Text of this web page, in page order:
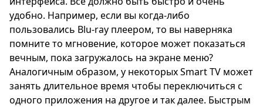
удобно. Например, если вы когда-либо
пользовались Blu-ray плеером, то вы наверняка
помните то мгновение, которое может показаться
вечным, пока загружалось на экране меню?
Аналогичным образом, у некоторых Smart TV может
занять длительное время чтобы переключиться с
одного приложения на другое и так далее. Быстрым